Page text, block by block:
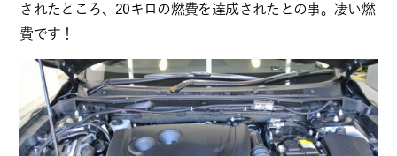
されたところ、20キロの燃費を達成されたとの事。凄い燃
費です！